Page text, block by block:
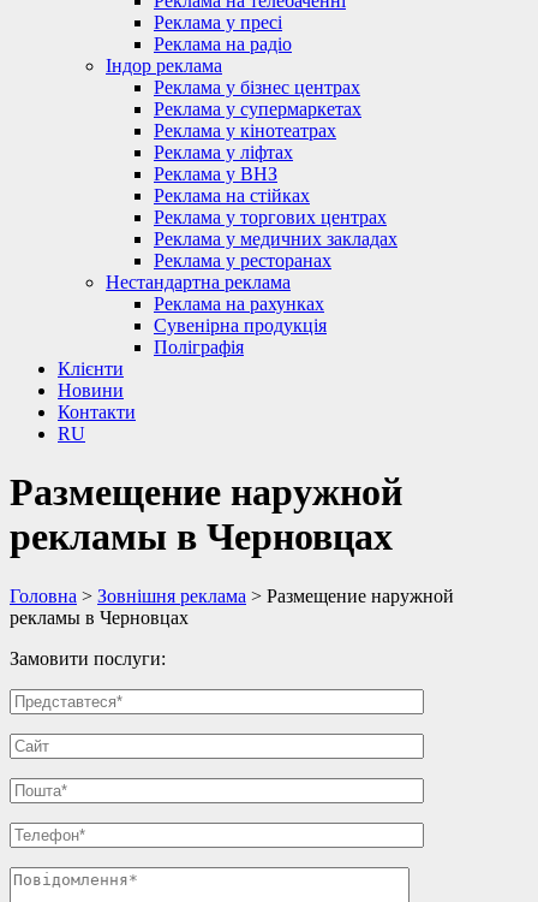
Реклама у пресі
Реклама на радіо
Індор реклама
Реклама у бізнес центрах
Реклама у супермаркетах
Реклама у кінотеатрах
Реклама у ліфтах
Реклама у ВНЗ
Реклама на стійках
Реклама у торгових центрах
Реклама у медичних закладах
Реклама у ресторанах
Нестандартна реклама
Реклама на рахунках
Сувенірна продукція
Поліграфія
Клієнти
Новини
Контакти
RU
Размещение наружной
рекламы в Черновцах
Головна > Зовнішня реклама > Размещение наружной
рекламы в Черновцах
Замовити послуги: